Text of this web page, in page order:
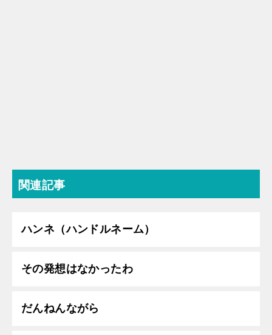
関連記事
ハンネ（ハンドルネーム）
その発想はなかったわ
だんねんながら